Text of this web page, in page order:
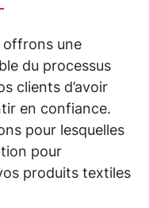
offrons une
du processus
clients d’avoir
en confiance.
pour lesquelles
pour
produits textiles